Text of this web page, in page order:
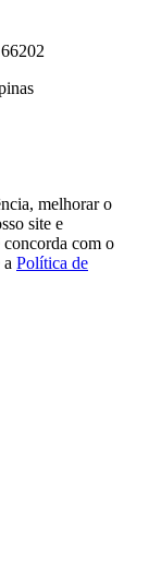
66202
melhorar o
site e
com o
Política de